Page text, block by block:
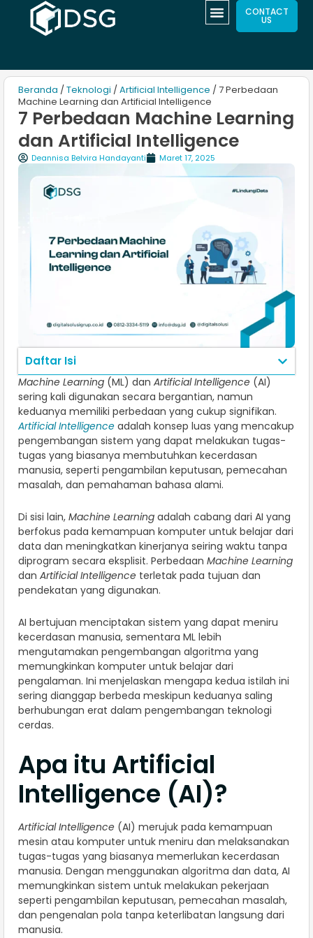
CONTACT
US
Beranda / Teknologi / Artificial Intelligence / 7 Perbedaan
Machine Learning dan Artificial Intelligence
7 Perbedaan Machine Learning
dan Artificial Intelligence
Deannisa Belvira Handayanti Maret 17, 2025
Daftar Isi
Machine Learning (ML) dan Artificial Intelligence (AI)
sering kali digunakan secara bergantian, namun
keduanya memiliki perbedaan yang cukup signifikan.
Artificial Intelligence adalah konsep luas yang mencakup
pengembangan sistem yang dapat melakukan tugas-
tugas yang biasanya membutuhkan kecerdasan
manusia, seperti pengambilan keputusan, pemecahan
masalah, dan pemahaman bahasa alami.
Di sisi lain, Machine Learning adalah cabang dari AI yang
berfokus pada kemampuan komputer untuk belajar dari
data dan meningkatkan kinerjanya seiring waktu tanpa
diprogram secara eksplisit. Perbedaan Machine Learning
dan Artificial Intelligence terletak pada tujuan dan
pendekatan yang digunakan.
AI bertujuan menciptakan sistem yang dapat meniru
kecerdasan manusia, sementara ML lebih
mengutamakan pengembangan algoritma yang
memungkinkan komputer untuk belajar dari
pengalaman. Ini menjelaskan mengapa kedua istilah ini
sering dianggap berbeda meskipun keduanya saling
berhubungan erat dalam pengembangan teknologi
cerdas.
Apa itu Artificial
Intelligence (AI)?
Artificial Intelligence (AI) merujuk pada kemampuan
mesin atau komputer untuk meniru dan melaksanakan
tugas-tugas yang biasanya memerlukan kecerdasan
manusia. Dengan menggunakan algoritma dan data, AI
memungkinkan sistem untuk melakukan pekerjaan
seperti pengambilan keputusan, pemecahan masalah,
dan pengenalan pola tanpa keterlibatan langsung dari
manusia.